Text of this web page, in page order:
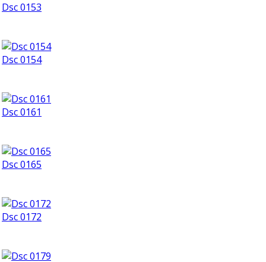
Dsc 0153
Dsc 0154
Dsc 0161
Dsc 0165
Dsc 0172